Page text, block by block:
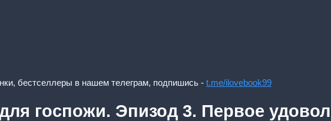
бестселлеры в нашем телеграм, подпишись - t.me/ilovebook99
госпожи. Эпизод 3. Первое